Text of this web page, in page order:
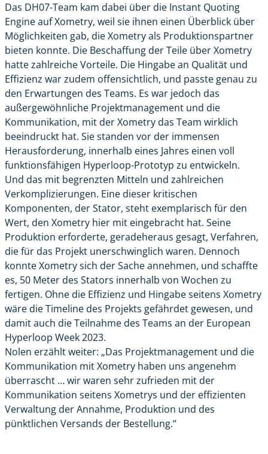
Das DH07-Team kam dabei über die Instant Quoting
Engineauf Xometry, weil sie ihnen einen Überblick über
Möglichkeiten gab, die Xometry als Produktionspartner
bieten konnte. Die Beschaffung der Teile über Xometry
hatte zahlreiche Vorteile. Die Hingabe an Qualität und
Effizienz war zudem offensichtlich, und passte genau zu
den Erwartungen des Teams. Es war jedoch das
außergewöhnliche Projektmanagement und die
Kommunikation, mit der Xometry das Team wirklich
beeindruckt hat. Sie standen vor der immensen
Herausforderung, innerhalb eines Jahres einen voll
funktionsfähigen Hyperloop-Prototyp zu entwickeln.
Und das mit begrenzten Mitteln und zahlreichen
Verkomplizierungen. Eine dieser kritischen
Komponenten, der Stator, steht exemplarisch für den
Wert, den Xometry hier mit eingebracht hat. Seine
Produktion erforderte, geradeheraus gesagt, Verfahren,
die für das Projekt unerschwinglich waren. Dennoch
konnte Xometry sich der Sache annehmen, und schaffte
es, 50 Meter des Stators innerhalb von Wochen zu
fertigen. Ohne die Effizienz und Hingabe seitens Xometry
wäre die Timeline des Projekts gefährdet gewesen, und
damit auch die Teilnahme des Teams an der European
Hyperloop Week 2023.
Nolen erzählt weiter: „Das Projektmanagement und die
Kommunikation mit Xometry haben uns angenehm
überrascht … wir waren sehr zufrieden mit der
Kommunikation seitens Xometrys und der effizienten
Verwaltung der Annahme, Produktion und des
pünktlichen Versands der Bestellung.“